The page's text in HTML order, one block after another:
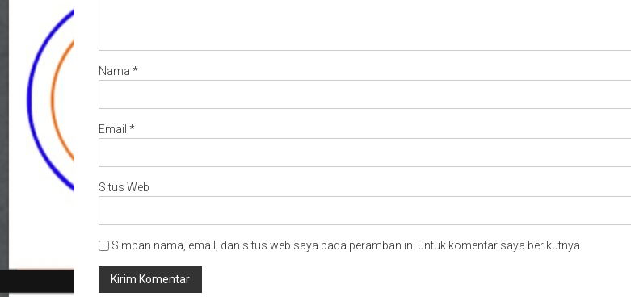
Nama *
Email *
Situs Web
Simpan nama, email, dan situs web saya pada peramban ini untuk komentar saya berikutnya.